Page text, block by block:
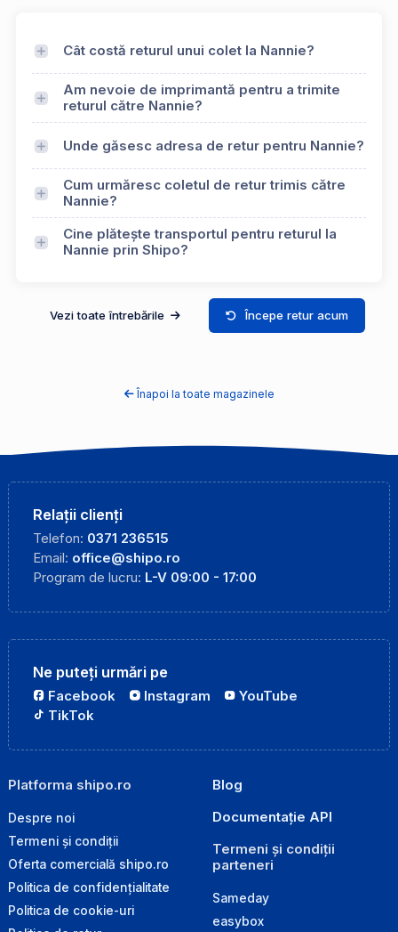
Cât costă returul unui colet la Nannie?
Am nevoie de imprimantă pentru a trimite
returul către Nannie?
Unde găsesc adresa de retur pentru Nannie?
Cum urmăresc coletul de retur trimis către
Nannie?
Cine plătește transportul pentru returul la
Nannie prin Shipo?
Vezi toate întrebările Începe retur acum
Înapoi la toate magazinele
Relații clienți
Telefon: 0371 236515
Email: office@shipo.ro
Program de lucru: L-V 09:00 - 17:00
Ne puteți urmări pe
Facebook Instagram
YouTube
TikTok
Platforma shipo.ro
Despre noi
Termeni și condiții
Oferta comercială shipo.ro
Politica de confidențialitate
Politica de cookie-uri
Blog
Documentație API
Termeni și condiții
parteneri
Sameday
easybox